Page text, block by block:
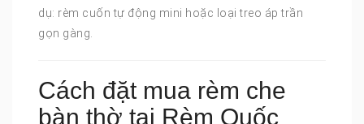
dụ: rèm cuốn tự động mini hoặc loại treo áp trần
gọn gàng.
Cách đặt mua rèm che
bàn thờ tại Rèm Quốc